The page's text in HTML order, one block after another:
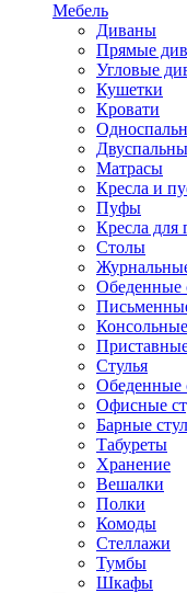
Мебель
Диваны
Прямые
Угловые
Кушетки
Кровати
Матрасы
Кресла и
Пуфы
Кресла для
Столы
Обеденные
Стулья
Обеденные
Офисные
Барные
Табуреты
Хранение
Вешалки
Полки
Комоды
Стеллажи
Тумбы
Шкафы